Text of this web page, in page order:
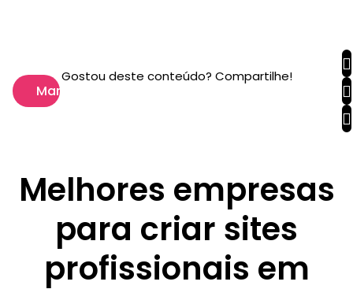
Marketing
Gostou deste conteúdo? Compartilhe!
Melhores empresas
para criar sites
profissionais em